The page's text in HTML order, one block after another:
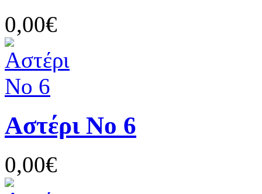
0,00€
Αστέρι Νο 6
0,00€